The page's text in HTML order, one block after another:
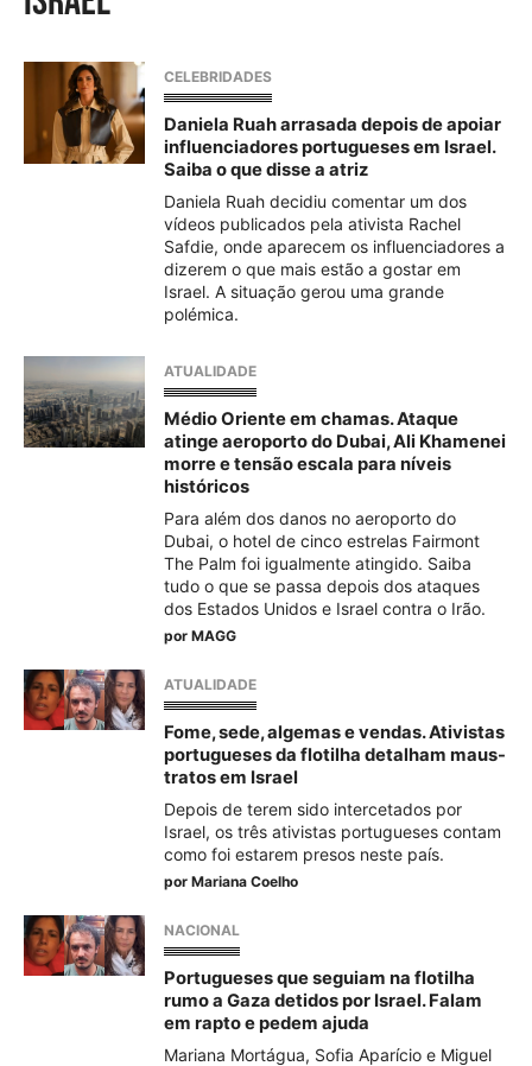
CELEBRIDADES
Daniela Ruah arrasada depois de apoiar
influenciadores portugueses em Israel.
Saiba o que disse a atriz
Daniela Ruah decidiu comentar um dos
vídeos publicados pela ativista Rachel
Safdie, onde aparecem os influenciadores a
dizerem o que mais estão a gostar em
Israel. A situação gerou uma grande
polémica.
ATUALIDADE
Médio Oriente em chamas. Ataque
atinge aeroporto do Dubai, Ali Khamenei
morre e tensão escala para níveis
históricos
Para além dos danos no aeroporto do
Dubai, o hotel de cinco estrelas Fairmont
The Palm foi igualmente atingido. Saiba
tudo o que se passa depois dos ataques
dos Estados Unidos e Israel contra o Irão.
por MAGG
ATUALIDADE
Fome, sede, algemas e vendas. Ativistas
portugueses da flotilha detalham maus-
tratos em Israel
Depois de terem sido intercetados por
Israel, os três ativistas portugueses contam
como foi estarem presos neste país.
por Mariana Coelho
NACIONAL
Portugueses que seguiam na flotilha
rumo a Gaza detidos por Israel. Falam
em rapto e pedem ajuda
Mariana Mortágua, Sofia Aparício e Miguel